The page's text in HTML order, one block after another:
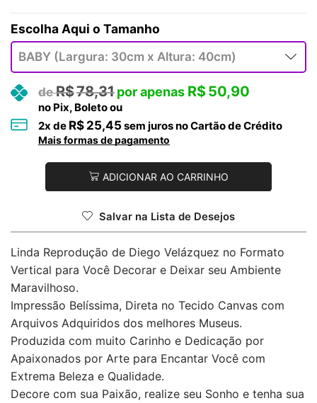
Tamanho
R$78,31 R$50,90
no Pix, Boleto ou
2x de R$ 25,45 sem juros no Cartão de Crédito
Mais formas de pagamento
ADICIONAR AO CARRINHO
Salvar na Lista de Desejos
Linda Reprodução de Diego Velázquez no Formato
Vertical para Você Decorar e Deixar seu Ambiente
Maravilhoso.
Impressão Belíssima, Direta no Tecido Canvas com
Arquivos Adquiridos dos melhores Museus.
Produzida com muito Carinho e Dedicação por
Apaixonados por Arte para Encantar Você com
Extrema Beleza e Qualidade.
Decore com sua Paixão, realize seu Sonho e tenha sua